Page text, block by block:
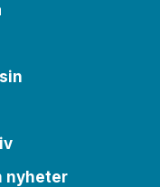
nyheter